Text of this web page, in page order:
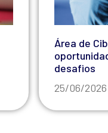
Área de
desafios
25/06/2026